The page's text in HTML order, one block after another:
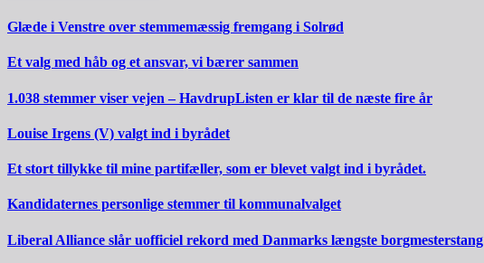
Glæde i Venstre over stemmemæssig fremgang i Solrød
Et valg med håb og et ansvar, vi bærer sammen
1.038 stemmer viser vejen – HavdrupListen er klar til de næste fire år
Louise Irgens (V) valgt ind i byrådet
Et stort tillykke til mine partifæller, som er blevet valgt ind i byrådet.
Kandidaternes personlige stemmer til kommunalvalget
Liberal Alliance slår uofficiel rekord med Danmarks længste borgmesterstang